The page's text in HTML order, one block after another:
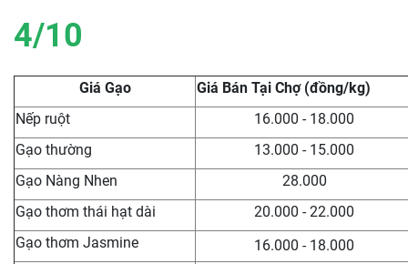
4/10
Giá Gạo
Giá Bán Tại Chợ (đồng/kg)
Nếp ruột
16.000 - 18.000
Gạo thường
13.000 - 15.000
Gạo Nàng Nhen
28.000
Gạo thơm thái hạt dài
20.000 - 22.000
Gạo thơm Jasmine
16.000 - 18.000